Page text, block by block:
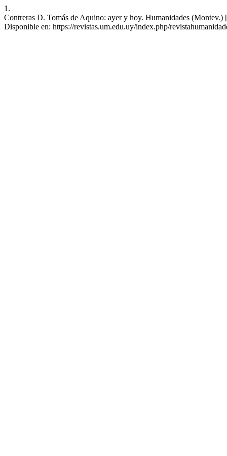
1.
Contreras D. Tomás de Aquino: ayer y hoy. Humanidades
Disponible en: https://revistas.um.edu.uy/index.php/